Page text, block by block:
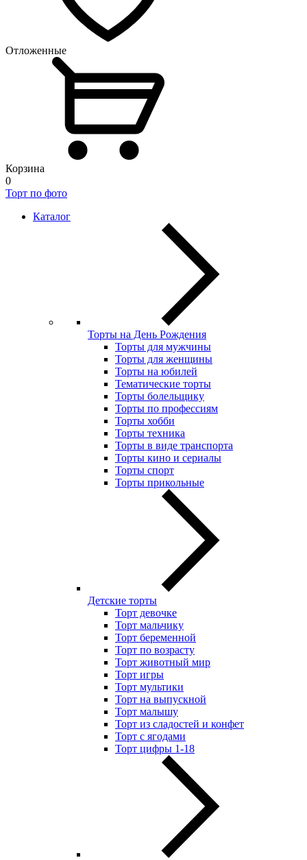
Отложенные
Корзина
0
Торт по фото
Каталог
Торты на День Рождения
Торты для мужчины
Торты для женщины
Торты на юбилей
Тематические торты
Торты болельщику
Торты по профессиям
Торты хобби
Торты техника
Торты в виде транспорта
Торты кино и сериалы
Торты спорт
Торты прикольные
Детские торты
Торт девочке
Торт мальчику
Торт беременной
Торт по возрасту
Торт животный мир
Торт игры
Торт мультики
Торт на выпускной
Торт малышу
Торт из сладостей и конфет
Торт с ягодами
Торт цифры 1-18